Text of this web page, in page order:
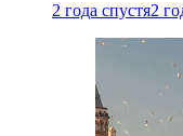
2 года спустя2